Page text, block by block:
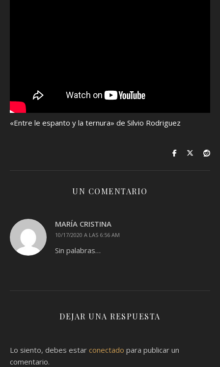
«Entre le espanto y la ternura» de Silvio Rodriguez
UN COMENTARIO
MARÍA CRISTINA
10/17/2020 A LAS 6:56 AM
Sin palabras…
DEJAR UNA RESPUESTA
Lo siento, debes estar conectado para publicar un
comentario.